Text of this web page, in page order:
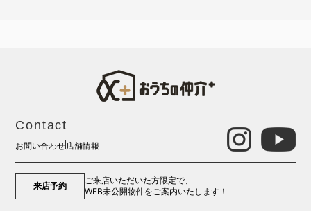
Contact
お問い合わせ店舗情報
来店予約
ご来店いただいた方限定で、
WEB未公開物件をご案内いたします！